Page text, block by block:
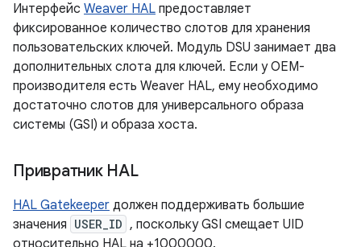
Интерфейс Weaver HAL предоставляет
фиксированное количество слотов для хранения
пользовательских ключей. Модуль DSU занимает два
дополнительных слота для ключей. Если у OEM-
производителя есть Weaver HAL, ему необходимо
достаточно слотов для универсального образа
системы (GSI) и образа хоста.
Привратник HAL
HAL Gatekeeper должен поддерживать большие
значения USER_ID , поскольку GSI смещает UID
относительно HAL на +1000000.